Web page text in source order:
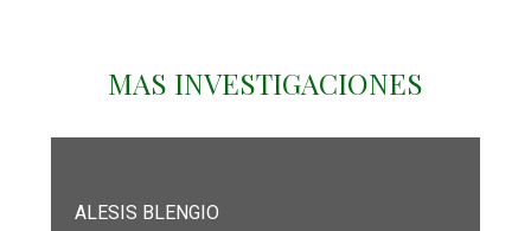
MAS INVESTIGACIONES
ALESIS BLENGIO